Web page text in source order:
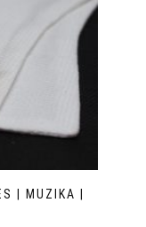
| MUZIKA |